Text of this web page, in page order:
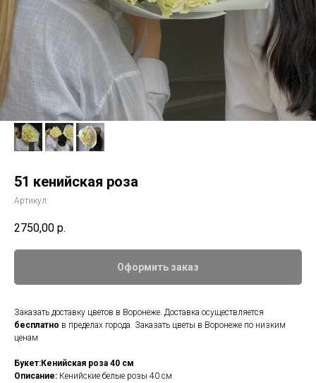
51 кенийская роза
Артикул:
2750,00 р.
Оформить заказ
Заказать доставку цветов в Воронеже. Доставка осуществляется
бесплатно в пределах города. Заказать цветы в Воронеже по низким
ценам
Букет:Кенийская роза 40 см
Описание: Кенийские белые розы 40 см